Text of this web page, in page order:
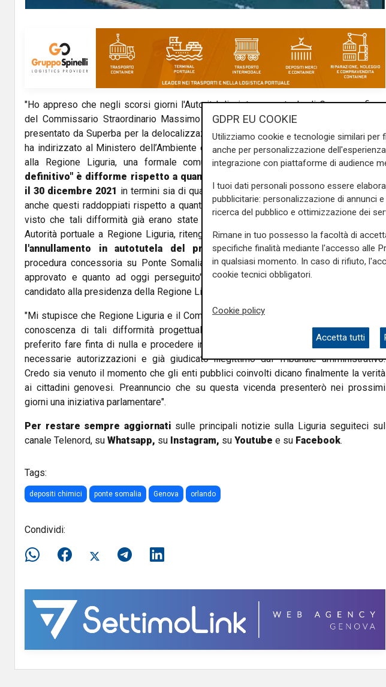
"Ho appreso che negli scorsi giorni l'Autorita' di sistema portuale di Genova, a firma
del Commissario Straordinario Massimo Seno, nel procedimento di VIA nazionale
presentato da Superba per la delocalizzazione dei propri depositi su Ponte Somalia,
ha indirizzato al Ministero dell’Ambiente e per conoscenza al Comune di Genova ed
alla Regione Liguria, una formale comunicazione dichiarando che il "progetto
definitivo" è difforme rispetto a quanto deliberato dal Comitato di Gestione
il 30 dicembre 2021 in termini sia di quantità, decisamente superiori, sia di accosti,
anche questi raddoppiati rispetto a quanto deliberato dal Comitato portuale. Per cui,
visto che tali difformità già erano state riscontrate nell'aprile 2023 e notificate da
Autorità portuale a Regione Liguria, ritengo non più differibile da parte dell'Authority
l'annullamento in autotutela del provvedimento di autorizzazionedella
procedura concessoria su Ponte Somalia, essendo palese la difformità tra quanto
approvato e quanto ad oggi perseguito". Lo scrive in una nota il deputato Pd e
candidato alla presidenza della Regione Liguria,
"Mi stupisce che Regione Liguria e il Commissario Bucci, pur evidentemente messi a
conoscenza di tali difformità progettuali - prosegue l'esponente dem - abbiano
preferito fare finta di nulla e procedere in un percorso di ricollocamento privo delle
necessarie autorizzazioni e già giudicato illegittimo dal Tribunale amministrativo.
Credo sia venuto il momento che gli enti pubblici coinvolti dicano finalmente la verità
ai cittadini genovesi. Preannuncio che su questa vicenda presenterò nei prossimi
giorni una iniziativa parlamentare".
Per restare sempre aggiornati sulle principali notizie sulla Liguria seguiteci sul
canale Telenord, su Whatsapp, su Instagram, su Youtube e su Facebook.
Tags:
depositi chimici ponte somalia Genova orlando
Condividi:
GDPR EU COOKIE
Utilizziamo cookie e tecnologie similari per
anche per personalizzazione
integrazione con piattaforme di audience
I tuoi dati personali possono essere
pubblicitarie: personalizzazione di annunci
ricerca del pubblico e ottimizzazione dei
Rimane in tuo possesso la facoltà di
specifiche finalità mediante l'accesso alle
in qualsiasi momento. In caso di rifiuto,
cookie tecnici obbligatori.
Cookie policy
Accetta tutti